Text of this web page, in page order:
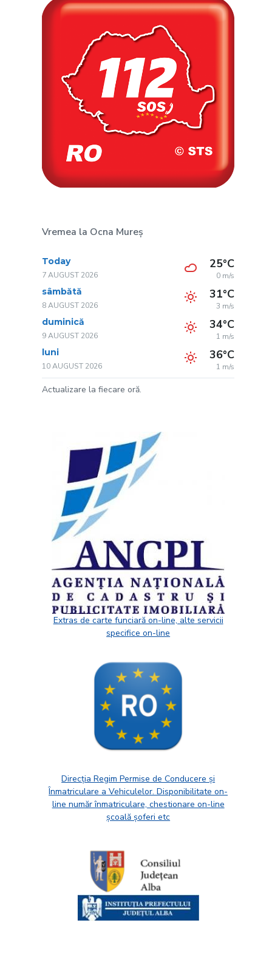
Vremea la Ocna Mureș
Today
7 AUGUST 2026
25°C
0 m/s
sâmbătă
8 AUGUST 2026
31°C
3 m/s
duminică
9 AUGUST 2026
34°C
1 m/s
luni
10 AUGUST 2026
36°C
1 m/s
Actualizare la fiecare oră.
Extras de carte funciară on-line, alte servicii
specifice on-line
Direcția Regim Permise de Conducere și
Înmatriculare a Vehiculelor. Disponibilitate on-
line număr înmatriculare, chestionare on-line
școală șoferi etc